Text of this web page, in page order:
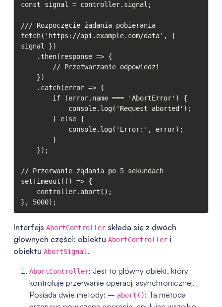
const signal = controller.signal;
/// Rozpoczęcie żądania pobierania
fetch('https://api.example.com/data', {
signal })
// Przerwanie żądania po 5 sekundach
setTimeout(() => {
}, 5000);
Interfejs AbortControllerskłada się z dwóch
głównych części: obiektu AbortControlleri
obiektu AbortSignal .
AbortController: Jest to główny obiekt, który
kontroluje przerwanie operacji asynchronicznej.
Posiada dwie metody: – abort(): Ta metoda